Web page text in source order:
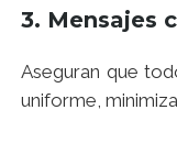
3. Mensajes
Aseguran que
uniforme,